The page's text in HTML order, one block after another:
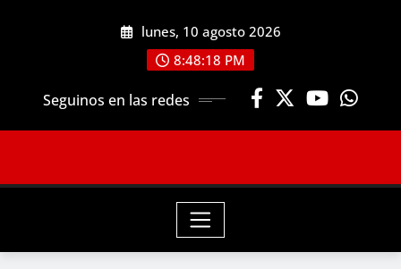
lunes, 10 agosto 2026
8:48:20 PM
Seguinos en las redes